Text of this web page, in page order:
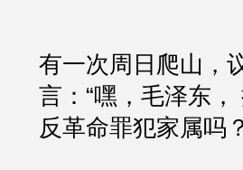
有一次周日爬山，
言：“嘿，毛泽东
反革命罪犯家属吗